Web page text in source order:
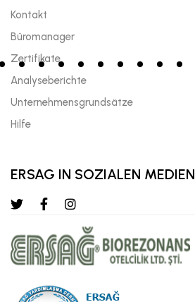
Kontakt
Büromanager
Zertifikate
Analyseberichte
Unternehmensgrundsätze
Hilfe
ERSAG IN SOZIALEN MEDIEN